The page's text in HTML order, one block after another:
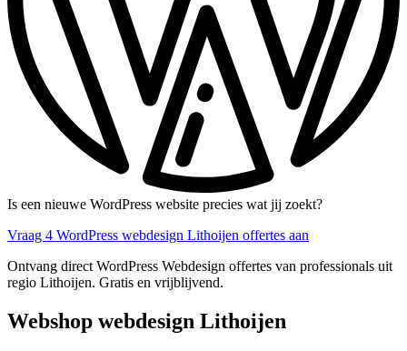
Is een nieuwe WordPress website precies wat jij zoekt?
Vraag 4 WordPress webdesign Lithoijen offertes aan
Ontvang direct WordPress Webdesign offertes van professionals uit
regio Lithoijen. Gratis en vrijblijvend.
Webshop webdesign Lithoijen